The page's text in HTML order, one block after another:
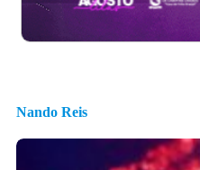
Nando Reis